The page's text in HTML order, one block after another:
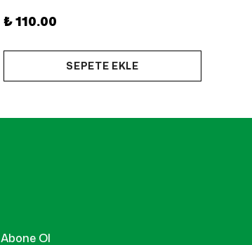
₺ 110.00
SEPETE EKLE
Abone Ol